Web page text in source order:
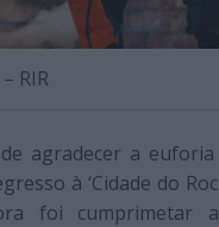
RIR
agradecer a
à ‘Cidade do
foi cumprimetar a